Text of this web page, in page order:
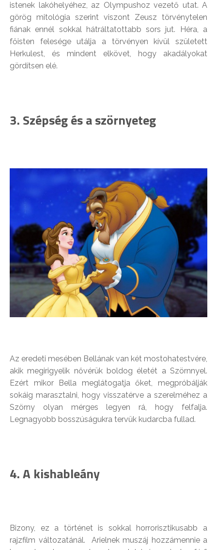
istenek lakóhelyéhez, az Olympushoz vezető utat. A
görög mitológia szerint viszont Zeusz törvénytelen
fiának ennél sokkal hátráltatottabb sors jut. Héra, a
főisten felesége utálja a törvényen kívül született
Herkulest, és mindent elkövet, hogy akadályokat
gördítsen elé.
3. Szépség és a szörnyeteg
Az eredeti mesében Bellának van két mostohatestvére,
akik megirigyelik nővérük boldog életét a Szörnnyel.
Ezért mikor Bella meglátogatja őket, megpróbálják
sokáig marasztalni, hogy visszatérve a szerelméhez a
Szörny olyan mérges legyen rá, hogy felfalja.
Legnagyobb bosszúságukra tervük kudarcba fullad.
4. A kishableány
Bizony, ez a történet is sokkal horrorisztikusabb a
rajzfilm változatánál. Arielnek muszáj hozzámennie a